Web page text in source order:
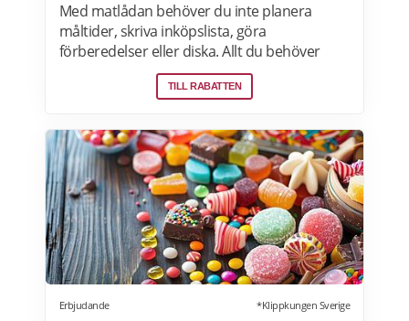
Med matlådan behöver du inte planera
måltider, skriva inköpslista, göra
förberedelser eller diska. Allt du behöver
göra är att värma maten och så är det
färdigt för servering! Betterfeast handlar,
matlådor är tillagade med omsorg av
professionella kockar. Våra favoriträtter är
Vikingagryta, Pasta med kyckling och Tarte
flambée med crème fraiche, bacon och lök.
Läs mer om rabatter på din första matlåda
hos Betterfeast här.
TILL RABATTEN
Erbjudande *Klippkungen Sverige